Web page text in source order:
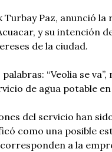
Turbay Paz, anunció
y su intención
de la ciudad.
“Veolia se
de agua potable
del servicio han
como una posible
a la